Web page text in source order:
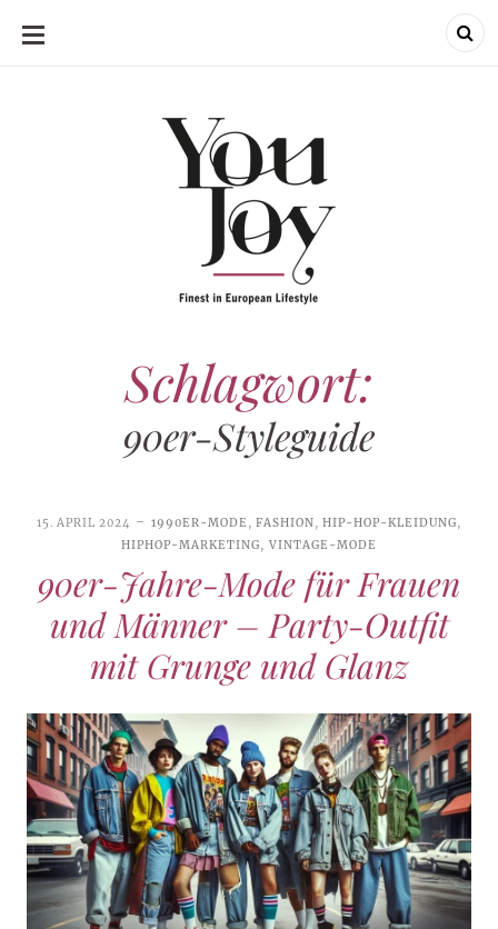
SKIP
Schlagwort:
90er-Styleguide
15. APRIL 2024 1990ER-MODE, FASHION,HIP-HOP-KLEIDUNG,
HIPHOP-MARKETING, VINTAGE-MODE
90er-Jahre-Mode für Frauen
und Männer – Party-Outfit
mit Grunge und Glanz